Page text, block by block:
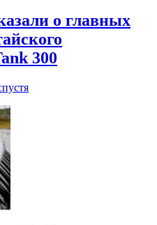
о главных
300